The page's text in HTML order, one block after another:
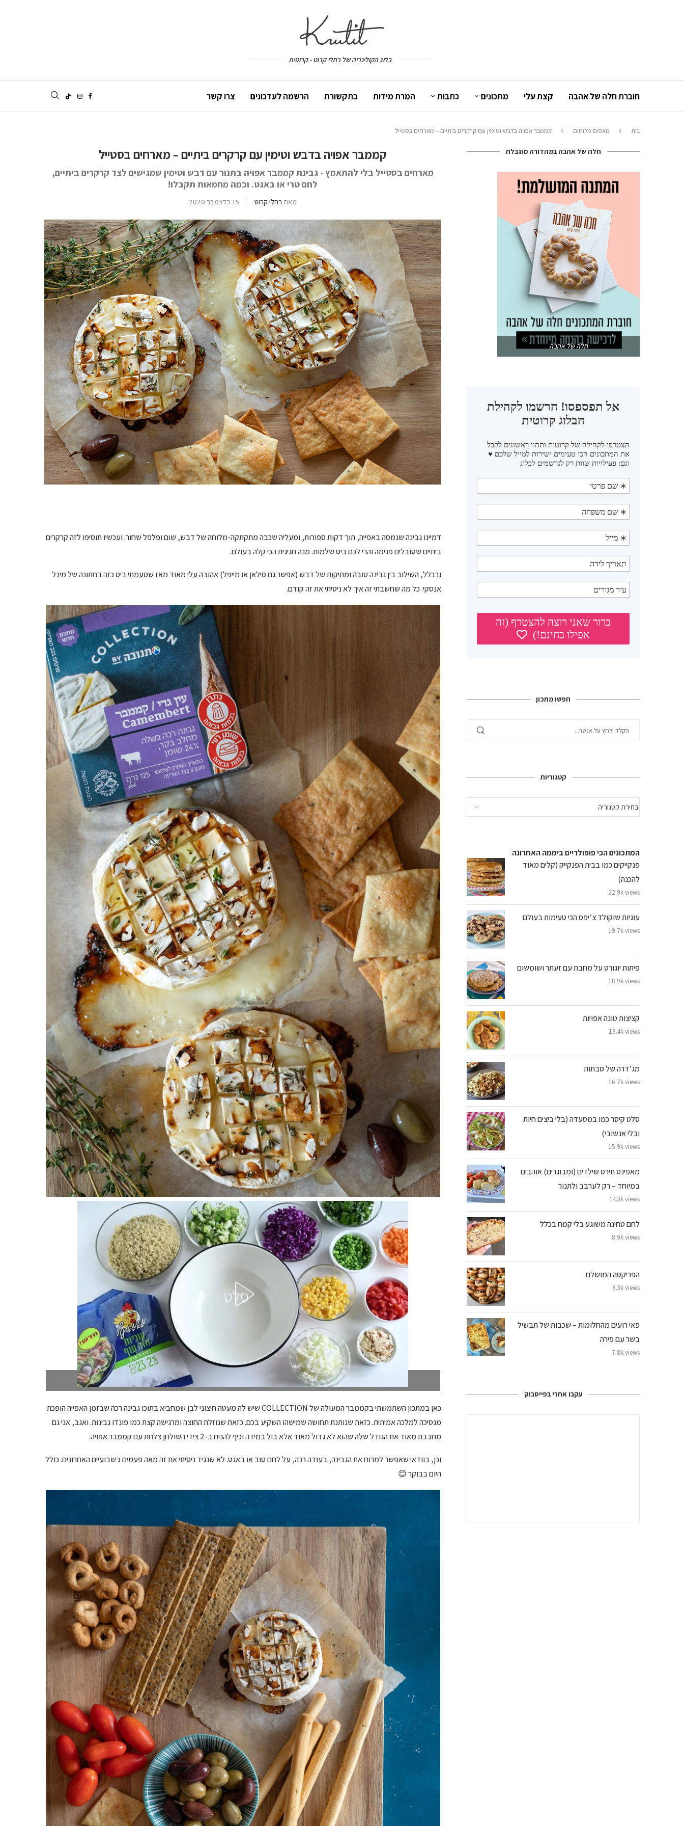
בלוג הקולינריה של רחלי קרוט - קרוטית
חוברת חלה של אהבה קצת עלי מתכונים כתבות המרת מידות בתקשורת הרשמה לעדכונים צרו קשר
בית מאפים מלוחים קממבר אפויה בדבש וטימין עם קרקרים ביתיים – מארחים בסטייל
קממבר אפויה בדבש וטימין עם קרקרים ביתיים – מארחים בסטייל
מארחים בסטייל בלי להתאמץ - גבינת קממבר אפויה בתנור עם דבש וטימין שמגישים לצד קרקרים ביתיים,
לחם טרי או באגט. וכמה מחמאות תקבלו!
מאת רחלי קרוט 15 בדצמבר 2020
דמיינו גבינה שנמסה באפייה, תוך דקות ספורות, ומעליה שכבה מתקתקה-מלוחה של דבש, שום ופלפל שחור. ועכשיו תוסיפו לזה קרקרים
ביתיים שטובלים פנימה והרי לכם ביס שלמות. מנה חגיגית הכי קלה בעולם.
ובכלל, השילוב בין גבינה טובה ומתיקות של דבש (אפשר גם סילאן או מייפל) אהובה עלי מאוד מאז שטעמתי ביס כזה בחתונה של מיכל
אנסקי. כל מה שחשבתי זה איך לא ניסיתי את זה קודם.
אתם לא מבינים כמה זה טעים. מה זה, איך לא הכנתי את זה קודם. צילום: טל סיון צפורין
כאן במתכון השתמשתי בקממבר המעולה של COLLECTION שיש לה מעטה חיצוני לבן שמחביא בתוכו גבינה רכה שבזמן האפייה הופכת
מנסיכה למלכה אמיתית. כזאת שנותנת תחושה שמישהו השקיע בכם. כזאת שנוזלת החוצה ומרגישה קצת כמו פונדו גבינות. ואגב, אני גם
מחבבת מאוד את הגודל שלה שהוא לא גדול מאוד אלא בול במידה וכיף להניח ב-2 צידי השולחן צלחת עם קממבר אפויה.
וכן, בוודאי שאפשר למרוח את הגבינה, בעודה רכה, על לחם טוב או באגט. לא שנגיד ניסיתי את זה מאה פעמים בשבועיים האחרונים. כולל
היום בבוקר 😊
חלה של אהבה במהדורה מוגבלת
חלה של אהבה
חפשו מתכון
קטגוריות
המתכונים הכי פופולריים ביממה האחרונה
פנקייקים כמו בבית הפנקייק (קלים מאוד
להכנה)
22.9k views
עוגיות שוקולד צ’יפס הכי טעימות בעולם
19.7k views
פיתות יוגורט על מחבת עם זעתר ושומשום
18.9k views
קציצות טונה אפויות
18.4k views
מג’דרה של סבתות
16.7k views
סלט קיסר כמו במסעדה (בלי ביצים חיות
ובלי אנשובי)
15.9k views
מאפינס תירס שילדים (ומבוגרים) אוהבים
במיוחד – רק לערבב ולתנור
14.3k views
לחם טחינה משוגע בלי קמח בכלל
8.9k views
הפריקסה המושלם
8.3k views
פאי רועים מהחלומות – שכבות של תבשיל
בשר עם פירה
7.8k views
עקבו אחרי בפייסבוק